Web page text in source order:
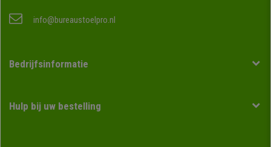
info@bureaustoelpro.nl
Bedrijfsinformatie
Hulp bij uw bestelling